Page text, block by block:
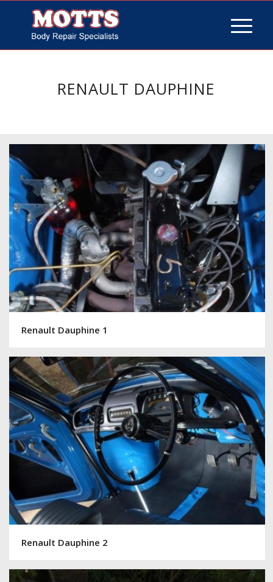
RENAULT DAUPHINE
Renault Dauphine 1
Renault Dauphine 2